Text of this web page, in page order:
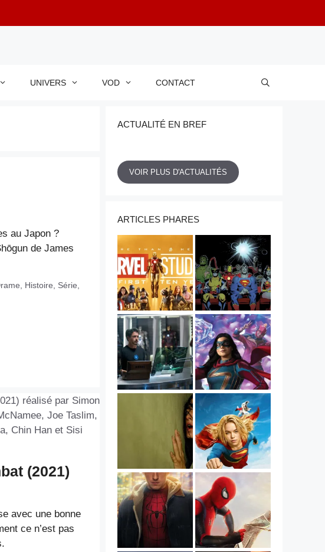
UNIVERS VOD CONTACT
au Japon ?
de James
Histoire Série
(2021)
avec une bonne
ce n’est pas
ACTUALITÉ EN BREF
VOIR PLUS D'ACTUALITÉS
ARTICLES PHARES